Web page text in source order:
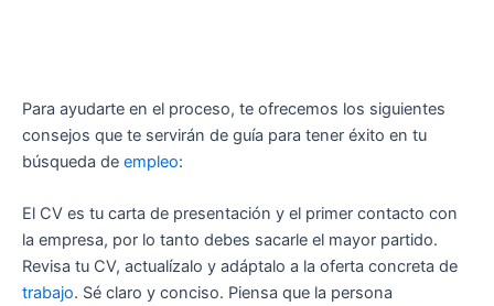
Para ayudarte en el proceso, te ofrecemos los siguientes
consejos que te servirán de guía para tener éxito en tu
búsqueda de empleo:
El CV es tu carta de presentación y el primer contacto con
la empresa, por lo tanto debes sacarle el mayor partido.
Revisa tu CV, actualízalo y adáptalo a la oferta concreta de
trabajo. Sé claro y conciso. Piensa que la persona